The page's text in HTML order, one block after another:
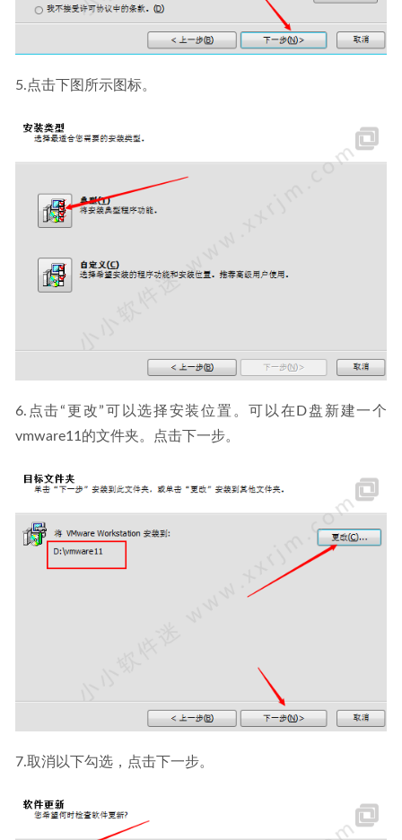
5.点击下图所示图标。
6.点击“更改”可以选择安装位置。可以在D盘新建一个
vmware11的文件夹。点击下一步。
7.取消以下勾选，点击下一步。